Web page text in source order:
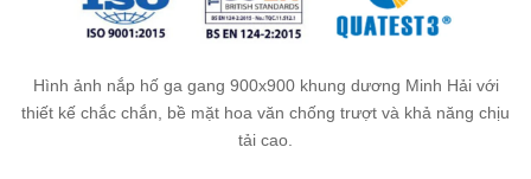
Hình ảnh nắp hố ga gang 900x900 khung dương Minh Hải với
thiết kế chắc chắn, bề mặt hoa văn chống trượt và khả năng chịu
tải cao.